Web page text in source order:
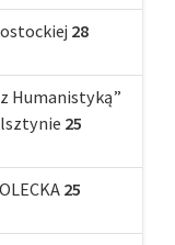
28
Humanistyką”
25
25